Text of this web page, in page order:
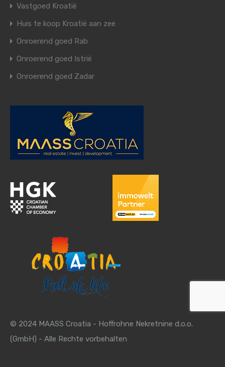
Vastgoed Kroatië
Huis te koop Kroatië aan zee
Onroerend goed Rab
Onroerend goed Istrië
Onroerend goed Zadar
© 2024 MAASS Croatia - Hoffrohne Nekretnine d.o.o.
(GmbH) - Alle Rechte vorbehalten